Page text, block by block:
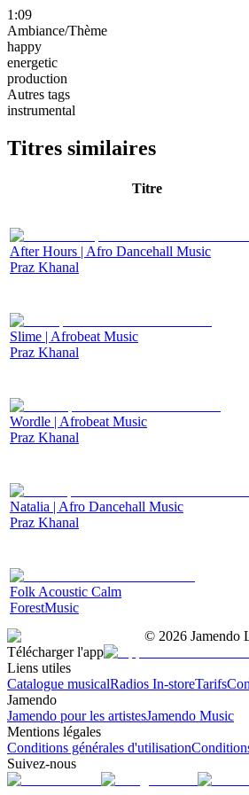
1:09
Ambiance/Thème
happy
energetic
production
Autres tags
instrumental
Titres similaires
Titre
After Hours | Afro Dancehall Music
Praz Khanal
Slime | Afrobeat Music
Praz Khanal
Wordle | Afrobeat Music
Praz Khanal
Natalia | Afro Dancehall Music
Praz Khanal
Folk Acoustic Calm
ForestMusic
© 2026 Jamendo
Télécharger l'app
Liens utiles
Catalogue musicalRadios In-storeTarifs
Jamendo
Jamendo pour les artistesJamendo Music
Mentions légales
Conditions générales d'utilisation
Suivez-nous